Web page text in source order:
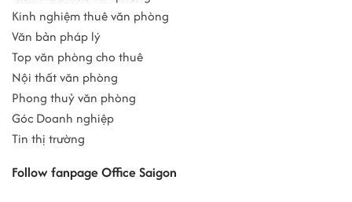
Kinh nghiệm thuê văn phòng
Văn bản pháp lý
Top văn phòng cho thuê
Nội thất văn phòng
Phong thuỷ văn phòng
Góc Doanh nghiệp
Tin thị trường
Follow fanpage Office Saigon